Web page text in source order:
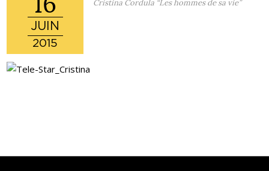
JUIN
2015
Cristina Cordula “Les hommes de sa vie”